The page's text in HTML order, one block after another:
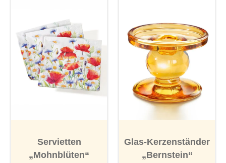
Servietten
„Mohnblüten“
Glas-Kerzenständer
„Bernstein“